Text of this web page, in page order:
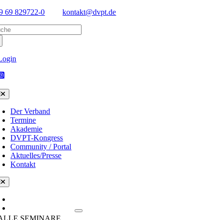
Skip
content
69 829722-0
kontakt@dvpt.de
Der Verband
Termine
Akademie
DVPT-Kongress
Community / Portal
Aktuelles/Presse
Kontakt
Seminare & Themen
SEMINARE